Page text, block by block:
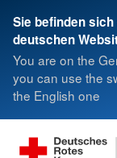
Sie befinden
deutschen
You are on the
you can use the
the English one